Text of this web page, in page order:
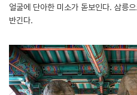
얼굴에 단아한 미소가 돋보인다. 삼릉
반긴다.